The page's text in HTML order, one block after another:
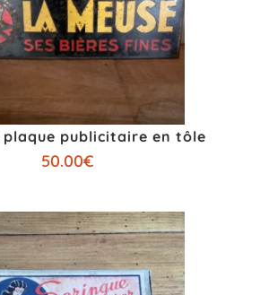
plaque publicitaire en tôle
50.00€